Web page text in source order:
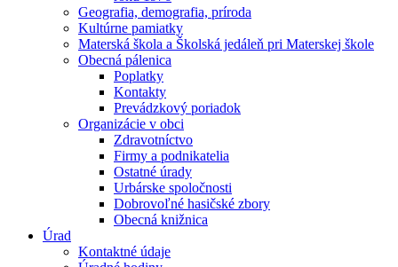
Geografia, demografia, príroda
Kultúrne pamiatky
Materská škola a Školská jedáleň pri Materskej škole
Obecná pálenica
Poplatky
Kontakty
Prevádzkový poriadok
Organizácie v obci
Zdravotníctvo
Firmy a podnikatelia
Ostatné úrady
Urbárske spoločnosti
Dobrovoľné hasičské zbory
Obecná knižnica
Úrad
Kontaktné údaje